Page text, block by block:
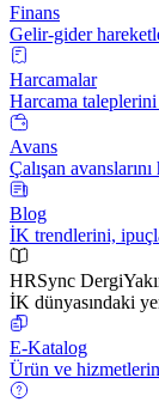
Finans
Gelir-gider
Harcamalar
Harcama taleplerini
Avans
Çalışan
Blog
İK trendlerini,
HRSync Dergi
İK dünyasındaki
E-Katalog
Ürün ve